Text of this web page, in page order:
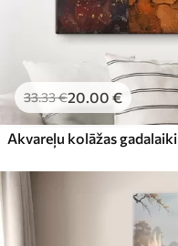
33.33€20.00 €
Akvareļu kolāžas gadalaiki